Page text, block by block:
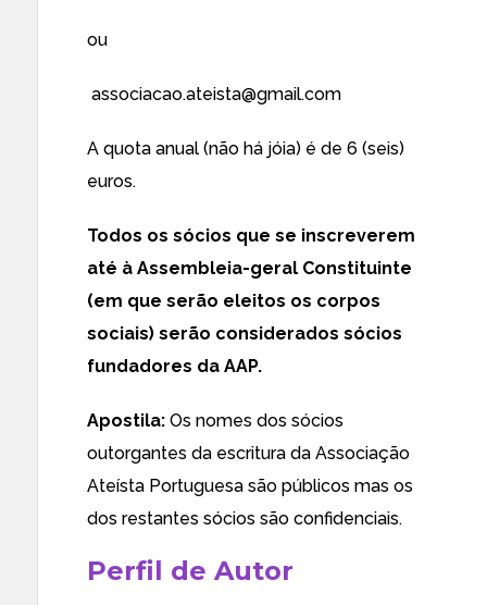
ou
associacao.ateista@gmail.com
A quota anual (não há jóia) é de 6 (seis)
euros.
Todos os sócios que se inscreverem
até à Assembleia-geral Constituinte
(em que serão eleitos os corpos
sociais) serão considerados sócios
fundadores da AAP.
Apostila: Os nomes dos sócios
outorgantes da escritura da Associação
Ateísta Portuguesa são públicos mas os
dos restantes sócios são confidenciais.
Perfil de Autor